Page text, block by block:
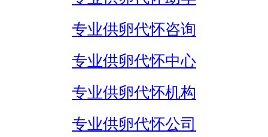
专业供卵代怀咨询
专业供卵代怀中心
专业供卵代怀机构
专业供卵代怀公司